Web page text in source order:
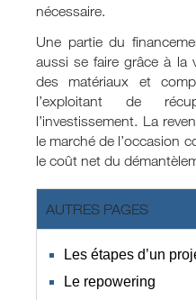
nécessaire.
Une partie du
aussi se faire grâce à la
des matériaux et
l’exploitant de
l’investissement. La
le marché de l’occasion
le coût net du
AUTRES PAGES
Les étapes d’un
Le repowering